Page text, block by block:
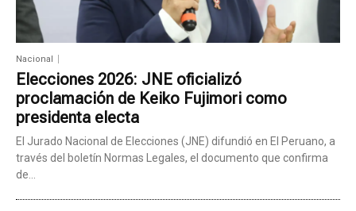
Nacional
Elecciones 2026: JNE oficializó
proclamación de Keiko Fujimori como
presidenta electa
El Jurado Nacional de Elecciones (JNE) difundió en El Peruano, a
través del boletín Normas Legales, el documento que confirma
de...